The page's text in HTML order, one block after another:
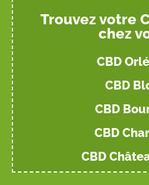
Trouvez votre
chez
CBD
CBD
CBD
CBD
CBD